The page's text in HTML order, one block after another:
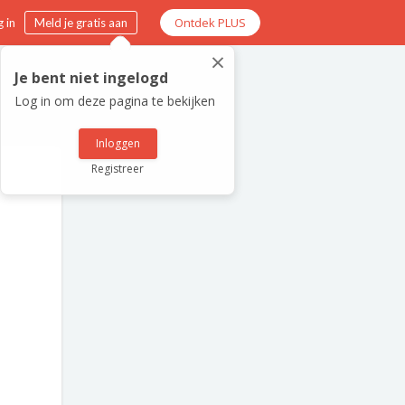
in Meld je gratis aan Ontdek PLUS
×
Je bent niet ingelogd
Log in om deze pagina te bekijken
Inloggen
Registreer